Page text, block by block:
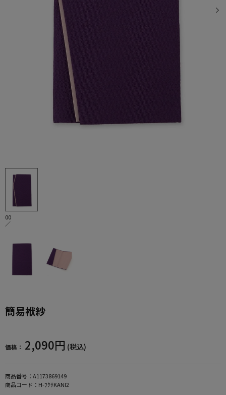
00
／
簡易袱紗
価格： 2,090円 (税込)
商品番号： A1173869149
商品コード： H-ﾌｸｻKANI2